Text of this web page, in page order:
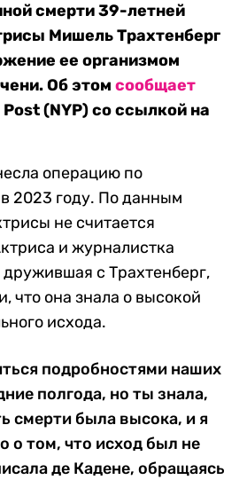
смерти 39-летней
Мишель Трахтенберг
ее организмом
Об этом сообщает
(NYP) со ссылкой на
операцию по
2023 году. По данным
не считается
и журналистка
с Трахтенберг,
что она знала о высокой
исхода.
подробностями наших
полгода, но ты знала,
смерти была высока, и я
о том, что исход был не
де Кадене, обращаясь